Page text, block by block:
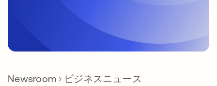
Newsroom ビジネスニュース